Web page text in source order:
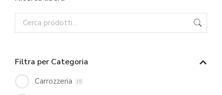
Filtra per Categoria
Carrozzeria 15